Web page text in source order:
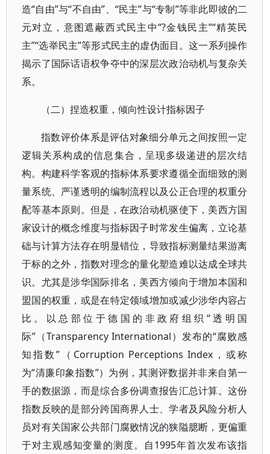
造“自由”与“不自由”、“民主”与“专制”等非此即彼的二
元对立，意图遮蔽西式民主中“?金钱民主”“精英民
主”“选举民主”等形式民主的虚伪面目。这一系列操作
揭示了国际话语权争夺中的深层次政治动机与复杂关
系。
（二）捏造权重，倾向性设计指标因子
指数评价体系是评估对象细分单元之间按照一定
逻辑关系构成的信息集合，呈现多级递进的层次结
构。构建科学客观的指标体系要求遵循全面细致的测
量系统、严谨透明的编制流程以及公正合理的权重分
配等基本原则。但是，在政治动机驱使下，美西方国
家设计的概念维度与指标因子时常发生偏离，立论基
础与计算方法存在明显错位，导致指标测量结果游离
于标的之外，指数对理念的量化塑造难以达成全球共
识。尤其是涉华国际排名，美西方倾向于增加本国和
盟国的权重，或是在特定领域增加或减少涉华内容占
比。以总部位于德国的非政府组织“透明国
际”（Transparency International）发布的“腐败感
知指数”（Corruption Perceptions Index，或称
为“清廉印象指数”）为例，其测评数据并非来自第一
手的数据源，而是综合多份调查报告汇总计算。这份
指数反映的是部分跨国商界人士、学者及风险分析人
员对有关国家公共部门腐败情况的狭隘臆断，更偏重
于对主观感知变量的测度。自1995年首次发布该指